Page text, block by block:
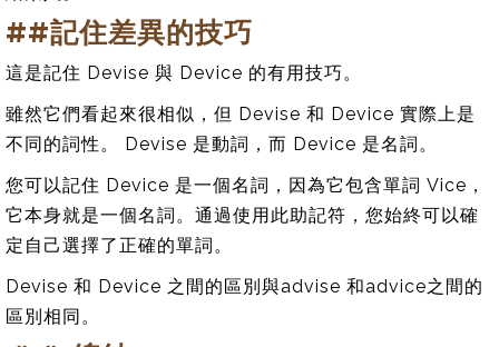
##記住差異的技巧
這是記住 Devise 與 Device 的有用技巧。
雖然它們看起來很相似，但 Devise 和 Device 實際上是
不同的詞性。 Devise 是動詞，而 Device 是名詞。
您可以記住 Device 是一個名詞，因為它包含單詞 Vice，
它本身就是一個名詞。通過使用此助記符，您始終可以確
定自己選擇了正確的單詞。
Devise 和 Device 之間的區別與advise 和advice之間的
區別相同。